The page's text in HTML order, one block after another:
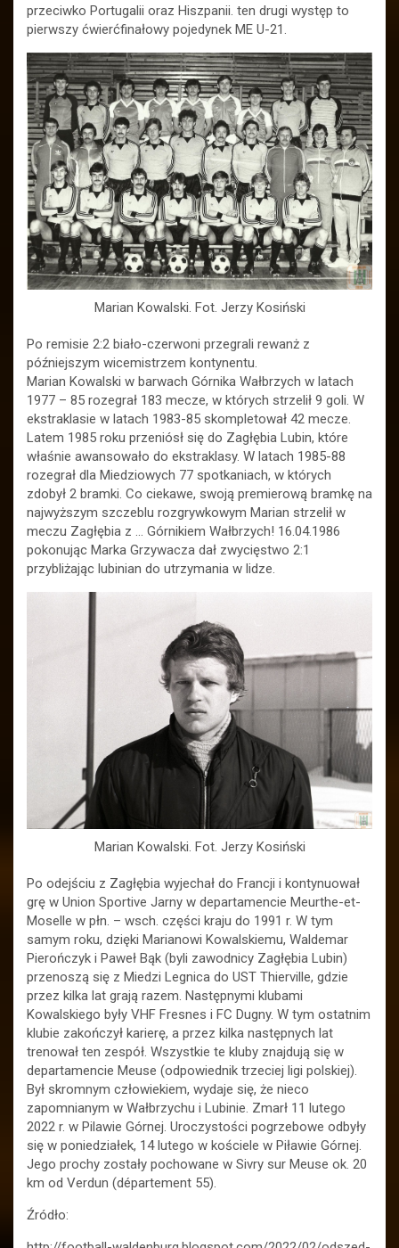
przeciwko Portugalii oraz Hiszpanii. ten drugi występ to
pierwszy ćwierćfinałowy pojedynek ME U-21.
Marian Kowalski. Fot. Jerzy Kosiński
Po remisie 2:2 biało-czerwoni przegrali rewanż z
późniejszym wicemistrzem kontynentu.
Marian Kowalski w barwach Górnika Wałbrzych w latach
1977 – 85 rozegrał 183 mecze, w których strzelił 9 goli. W
ekstraklasie w latach 1983-85 skompletował 42 mecze.
Latem 1985 roku przeniósł się do Zagłębia Lubin, które
właśnie awansowało do ekstraklasy. W latach 1985-88
rozegrał dla Miedziowych 77 spotkaniach, w których
zdobył 2 bramki. Co ciekawe, swoją premierową bramkę na
najwyższym szczeblu rozgrywkowym Marian strzelił w
meczu Zagłębia z … Górnikiem Wałbrzych! 16.04.1986
pokonując Marka Grzywacza dał zwycięstwo 2:1
przybliżając lubinian do utrzymania w lidze.
Marian Kowalski. Fot. Jerzy Kosiński
Po odejściu z Zagłębia wyjechał do Francji i kontynuował
grę w Union Sportive Jarny w departamencie Meurthe-et-
Moselle w płn. – wsch. części kraju do 1991 r. W tym
samym roku, dzięki Marianowi Kowalskiemu, Waldemar
Pierończyk i Paweł Bąk (byli zawodnicy Zagłębia Lubin)
przenoszą się z Miedzi Legnica do UST Thierville, gdzie
przez kilka lat grają razem. Następnymi klubami
Kowalskiego były VHF Fresnes i FC Dugny. W tym ostatnim
klubie zakończył karierę, a przez kilka następnych lat
trenował ten zespół. Wszystkie te kluby znajdują się w
departamencie Meuse (odpowiednik trzeciej ligi polskiej).
Był skromnym człowiekiem, wydaje się, że nieco
zapomnianym w Wałbrzychu i Lubinie. Zmarł 11 lutego
2022 r. w Pilawie Górnej. Uroczystości pogrzebowe odbyły
się w poniedziałek, 14 lutego w kościele w Piławie Górnej.
Jego prochy zostały pochowane w Sivry sur Meuse ok. 20
km od Verdun (département 55).
Źródło: